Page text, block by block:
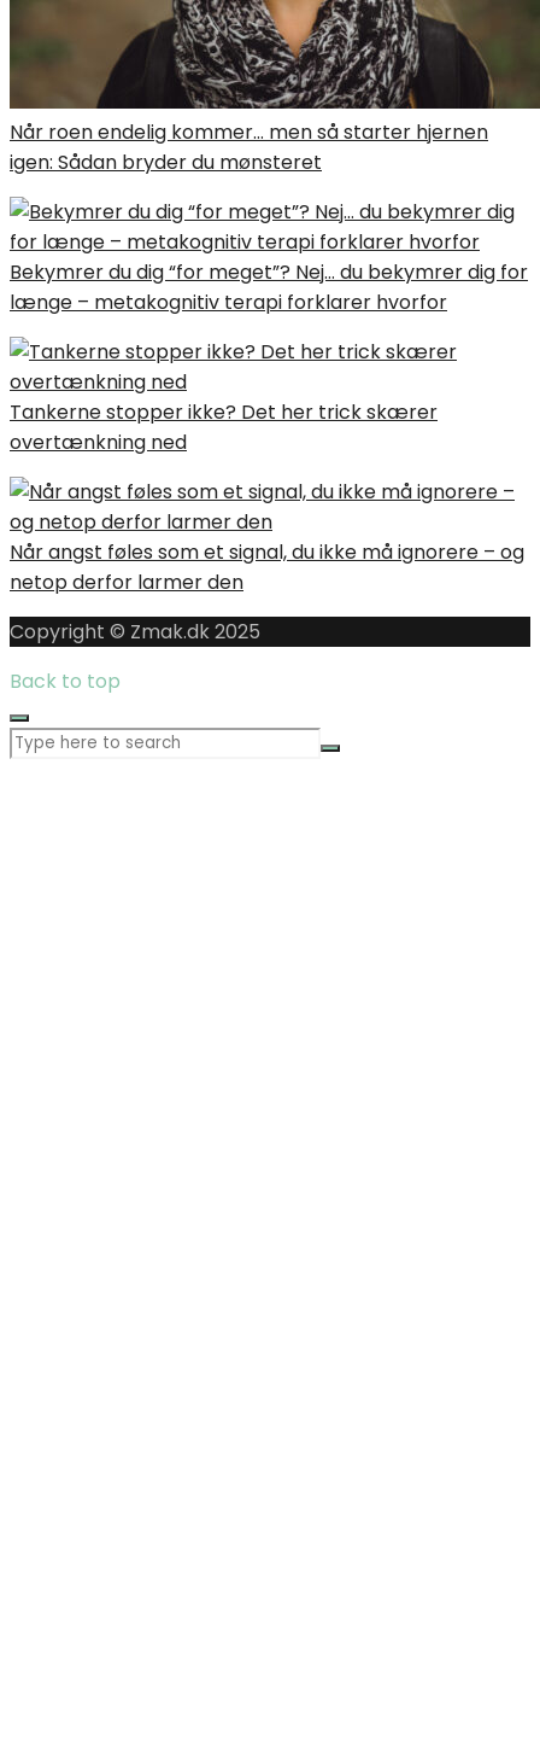
Når roen endelig kommer… men så starter hjernen
igen: Sådan bryder du mønsteret
Bekymrer du dig “for meget”? Nej… du bekymrer dig for
længe – metakognitiv terapi forklarer hvorfor
Tankerne stopper ikke? Det her trick skærer
overtænkning ned
Når angst føles som et signal, du ikke må ignorere – og
netop derfor larmer den
Copyright © Zmak.dk 2025
Back to top